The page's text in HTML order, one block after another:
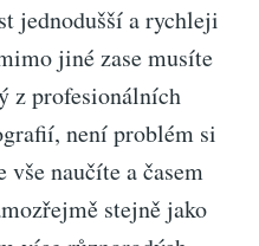
jednodušší a rychleji
jiné zase musíte
z profesionálních
není problém si
naučíte a časem
stejně jako